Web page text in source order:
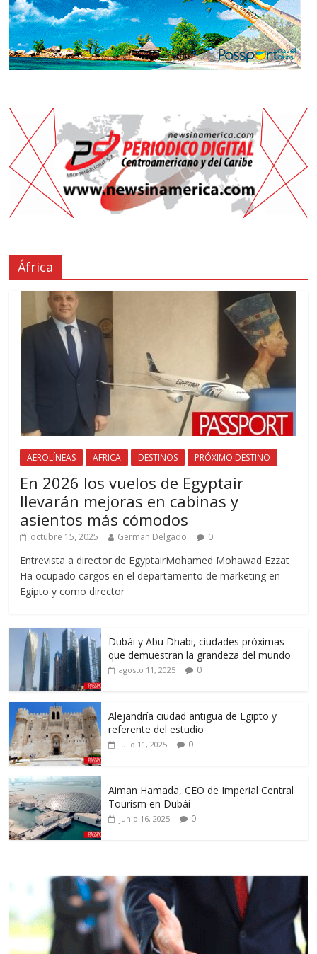
África
AEROLÍNEAS AFRICA DESTINOS PRÓXIMO DESTINO
En 2026 los vuelos de Egyptair
llevarán mejoras en cabinas y
asientos más cómodos
octubre 15, 2025 German Delgado 0
Entrevista a director de EgyptairMohamed Mohawad Ezzat
Ha ocupado cargos en el departamento de marketing en
Egipto y como director
Dubái y Abu Dhabi, ciudades próximas
que demuestran la grandeza del mundo
agosto 11, 2025 0
Alejandría ciudad antigua de Egipto y
referente del estudio
julio 11, 2025 0
Aiman Hamada, CEO de Imperial Central
Tourism en Dubái
junio 16, 2025 0